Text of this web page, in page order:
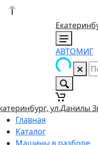
АВТОМИГ
ул.Данилы
Главная
Каталог